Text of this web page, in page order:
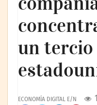
un
ECONOMÍA DIGITAL E/N